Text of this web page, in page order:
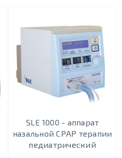
SLE 1000 - аппарат
назальной СРАР терапии
педиатрический